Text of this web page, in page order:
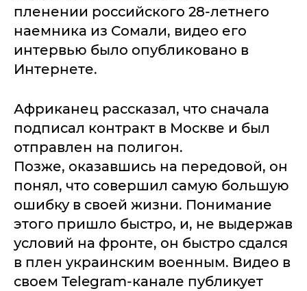
пленении российского 28-летнего
наемника из Сомали, видео его
интервью было опубликовано в
Интернете.
Африканец рассказал, что сначала
подписал контракт в Москве и был
отправлен на полигон.
Позже, оказавшись на передовой, он
понял, что совершил самую большую
ошибку в своей жизни. Понимание
этого пришло быстро, и, не выдержав
условий на фронте, он быстро сдался
в плен украинским военным. Видео в
своем Telegram-канале публикует